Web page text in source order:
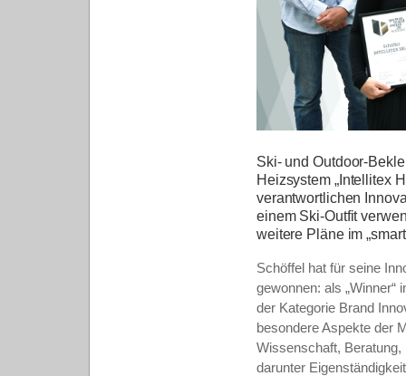
Ski- und Outdoor-
Heizsystem „Intellitex
verantwortlichen
einem Ski-Outfit
weitere Pläne im
Schöffel hat für seine
gewonnen: als „Winner“
der Kategorie Brand
besondere Aspekte der
Wissenschaft, Beratung,
darunter